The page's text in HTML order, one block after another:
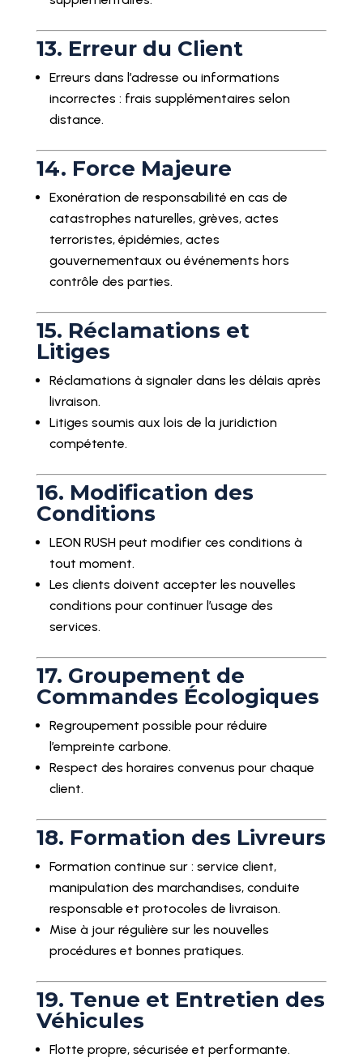
13. Erreur du Client
Erreurs dans l’adresse ou informations
incorrectes : frais supplémentaires selon
distance.
14. Force Majeure
Exonération de responsabilité en cas de
catastrophes naturelles, grèves, actes
terroristes, épidémies, actes
gouvernementaux ou événements hors
contrôle des parties.
15. Réclamations et
Litiges
Réclamations à signaler dans les délais après
livraison.
Litiges soumis aux lois de la juridiction
compétente.
16. Modification des
Conditions
LEON RUSH peut modifier ces conditions à
tout moment.
Les clients doivent accepter les nouvelles
conditions pour continuer l’usage des
services.
17. Groupement de
Commandes Écologiques
Regroupement possible pour réduire
l’empreinte carbone.
Respect des horaires convenus pour chaque
client.
18. Formation des Livreurs
Formation continue sur : service client,
manipulation des marchandises, conduite
responsable et protocoles de livraison.
Mise à jour régulière sur les nouvelles
procédures et bonnes pratiques.
19. Tenue et Entretien des
Véhicules
Flotte propre, sécurisée et performante.